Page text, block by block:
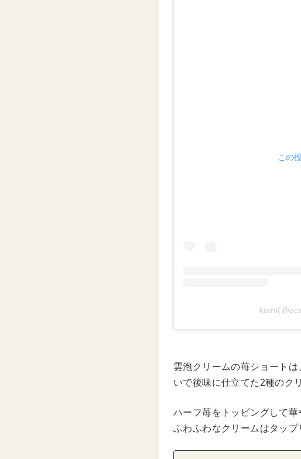
この
雲泡クリームの苺ショート
いで後味に仕立てた2種のク
ハーフ苺をトッピングして華
ふわふわなクリームはタッ